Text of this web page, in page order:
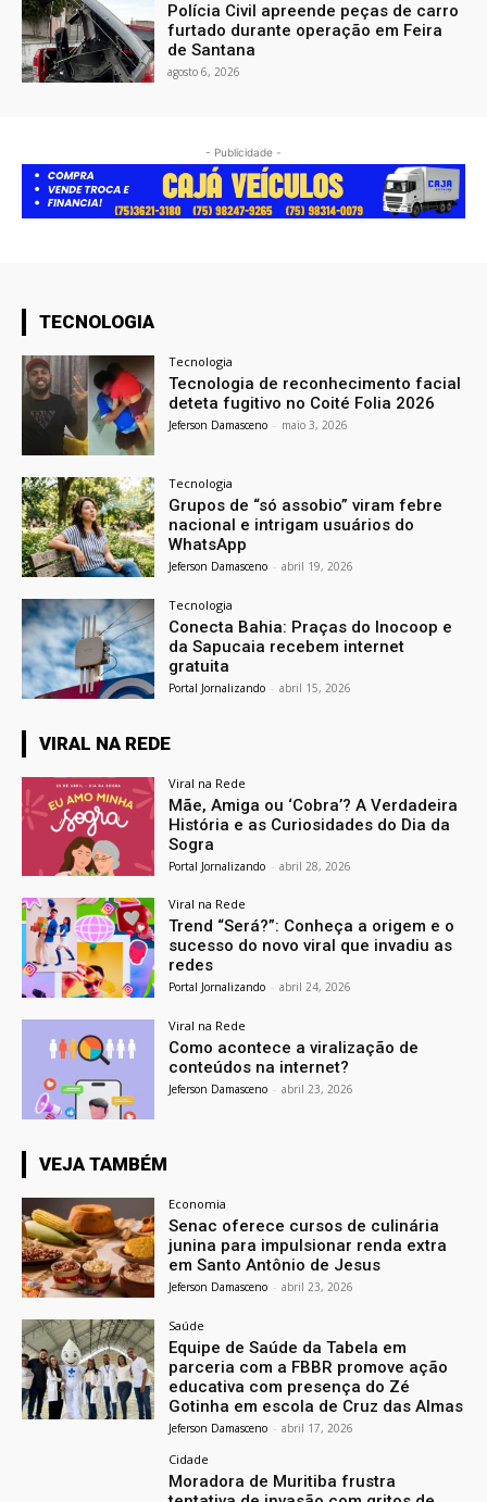
Polícia Civil apreende peças de carro
furtado durante operação em Feira
de Santana
agosto 6, 2026
- Publicidade -
TECNOLOGIA
Tecnologia
Tecnologia de reconhecimento facial
deteta fugitivo no Coité Folia 2026
Jeferson Damasceno - maio 3, 2026
Tecnologia
Grupos de “só assobio” viram febre
nacional e intrigam usuários do
WhatsApp
Jeferson Damasceno - abril 19, 2026
Tecnologia
Conecta Bahia: Praças do Inocoop e
da Sapucaia recebem internet
gratuita
Portal Jornalizando - abril 15, 2026
VIRAL NA REDE
Viral na Rede
Mãe, Amiga ou ‘Cobra’? A Verdadeira
História e as Curiosidades do Dia da
Sogra
Portal Jornalizando - abril 28, 2026
Viral na Rede
Trend “Será?”: Conheça a origem e o
sucesso do novo viral que invadiu as
redes
Portal Jornalizando - abril 24, 2026
Viral na Rede
Como acontece a viralização de
conteúdos na internet?
Jeferson Damasceno - abril 23, 2026
VEJA TAMBÉM
Economia
Senac oferece cursos de culinária
junina para impulsionar renda extra
em Santo Antônio de Jesus
Jeferson Damasceno - abril 23, 2026
Saúde
Equipe de Saúde da Tabela em
parceria com a FBBR promove ação
educativa com presença do Zé
Gotinha em escola de Cruz das Almas
Jeferson Damasceno - abril 17, 2026
Cidade
Moradora de Muritiba frustra